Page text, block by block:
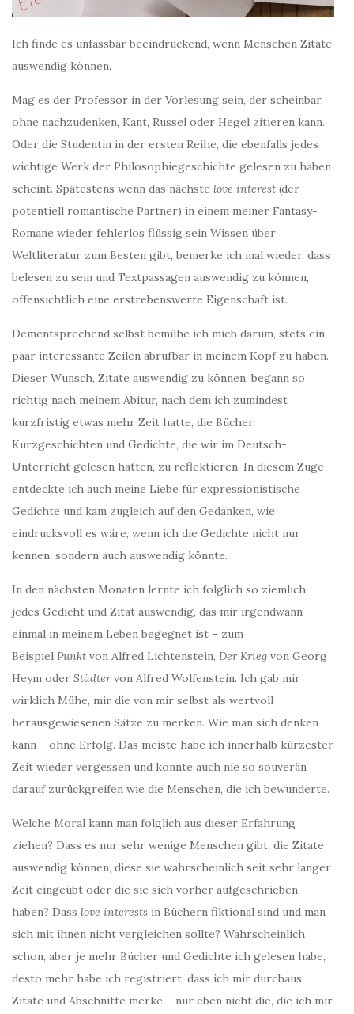
Ich finde es unfassbar beeindruckend, wenn Menschen Zitate
auswendig können.
Mag es der Professor in der Vorlesung sein, der scheinbar,
ohne nachzudenken, Kant, Russel oder Hegel zitieren kann.
Oder die Studentin in der ersten Reihe, die ebenfalls jedes
wichtige Werk der Philosophiegeschichte gelesen zu haben
scheint. Spätestens wenn das nächste love interest (der
potentiell romantische Partner) in einem meiner Fantasy-
Romane wieder fehlerlos flüssig sein Wissen über
Weltliteratur zum Besten gibt, bemerke ich mal wieder, dass
belesen zu sein und Textpassagen auswendig zu können,
offensichtlich eine erstrebenswerte Eigenschaft ist.
Dementsprechend selbst bemühe ich mich darum, stets ein
paar interessante Zeilen abrufbar in meinem Kopf zu haben.
Dieser Wunsch, Zitate auswendig zu können, begann so
richtig nach meinem Abitur, nach dem ich zumindest
kurzfristig etwas mehr Zeit hatte, die Bücher,
Kurzgeschichten und Gedichte, die wir im Deutsch-
Unterricht gelesen hatten, zu reflektieren. In diesem Zuge
entdeckte ich auch meine Liebe für expressionistische
Gedichte und kam zugleich auf den Gedanken, wie
eindrucksvoll es wäre, wenn ich die Gedichte nicht nur
kennen, sondern auch auswendig könnte.
In den nächsten Monaten lernte ich folglich so ziemlich
jedes Gedicht und Zitat auswendig, das mir irgendwann
einmal in meinem Leben begegnet ist – zum
Beispiel Punkt von Alfred Lichtenstein, Der Krieg von Georg
Heym oder Städtervon Alfred Wolfenstein. Ich gab mir
wirklich Mühe, mir die von mir selbst als wertvoll
herausgewiesenen Sätze zu merken. Wie man sich denken
kann – ohne Erfolg. Das meiste habe ich innerhalb kürzester
Zeit wieder vergessen und konnte auch nie so souverän
darauf zurückgreifen wie die Menschen, die ich bewunderte.
Welche Moral kann man folglich aus dieser Erfahrung
ziehen? Dass es nur sehr wenige Menschen gibt, die Zitate
auswendig können, diese sie wahrscheinlich seit sehr langer
Zeit eingeübt oder die sie sich vorher aufgeschrieben
haben? Dass love interests in Büchern fiktional sind und man
sich mit ihnen nicht vergleichen sollte? Wahrscheinlich
schon, aber je mehr Bücher und Gedichte ich gelesen habe,
desto mehr habe ich registriert, dass ich mir durchaus
Zitate und Abschnitte merke – nur eben nicht die, die ich mir